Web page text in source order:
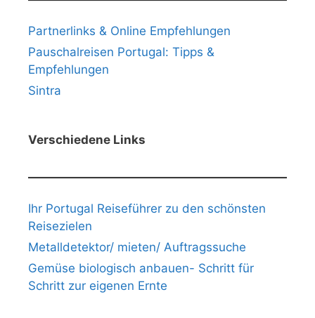
Partnerlinks & Online Empfehlungen
Pauschalreisen Portugal: Tipps &
Empfehlungen
Sintra
Verschiedene Links
Ihr Portugal Reiseführer zu den schönsten
Reisezielen
Metalldetektor/ mieten/ Auftragssuche
Gemüse biologisch anbauen- Schritt für
Schritt zur eigenen Ernte